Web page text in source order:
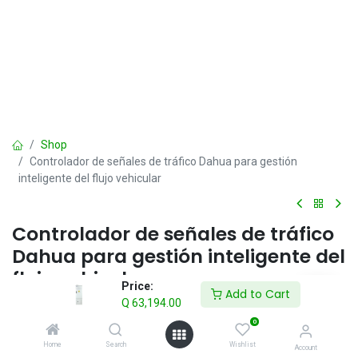
Price:
Q 63,194.00
Add to Cart
Home Search
0
Wishlist Account
Shop
Controlador de señales de tráfico Dahua para gestión
inteligente del flujo vehicular
Controlador de señales de tráfico
Dahua para gestión inteligente del
flujo vehicular